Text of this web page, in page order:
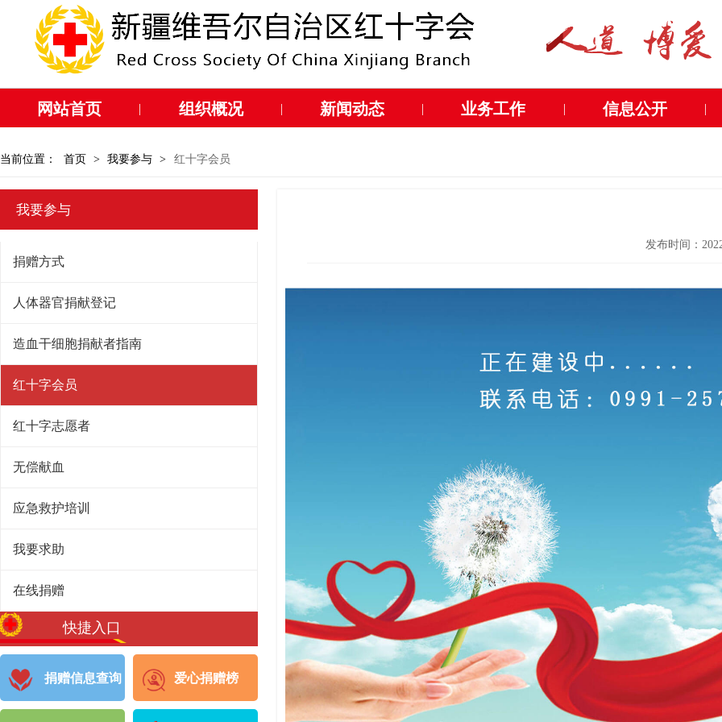
网站首页 | 组织概况 | 新闻动态 | 业务工作 | 信息公开 |
当前位置： 首页 > 我要参与 > 红十字会员
我要参与
捐赠方式
人体器官捐献登记
造血干细胞捐献者指南
红十字会员
红十字志愿者
无偿献血
应急救护培训
我要求助
在线捐赠
快捷入口
捐赠信息查询 爱心捐赠榜
发布时间：